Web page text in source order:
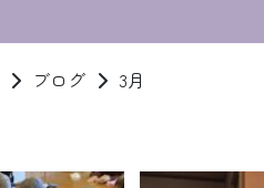
ブログ 3月